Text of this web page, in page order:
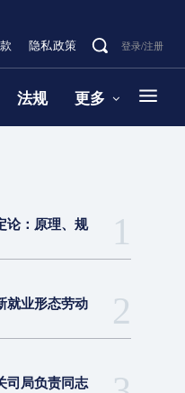
隐私政策 登录/注册
法规 更多
论：原理、规
就业形态劳动
司局负责同志